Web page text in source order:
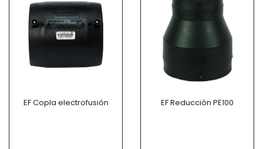
EF Copla electrofusión EF Reducción PE100